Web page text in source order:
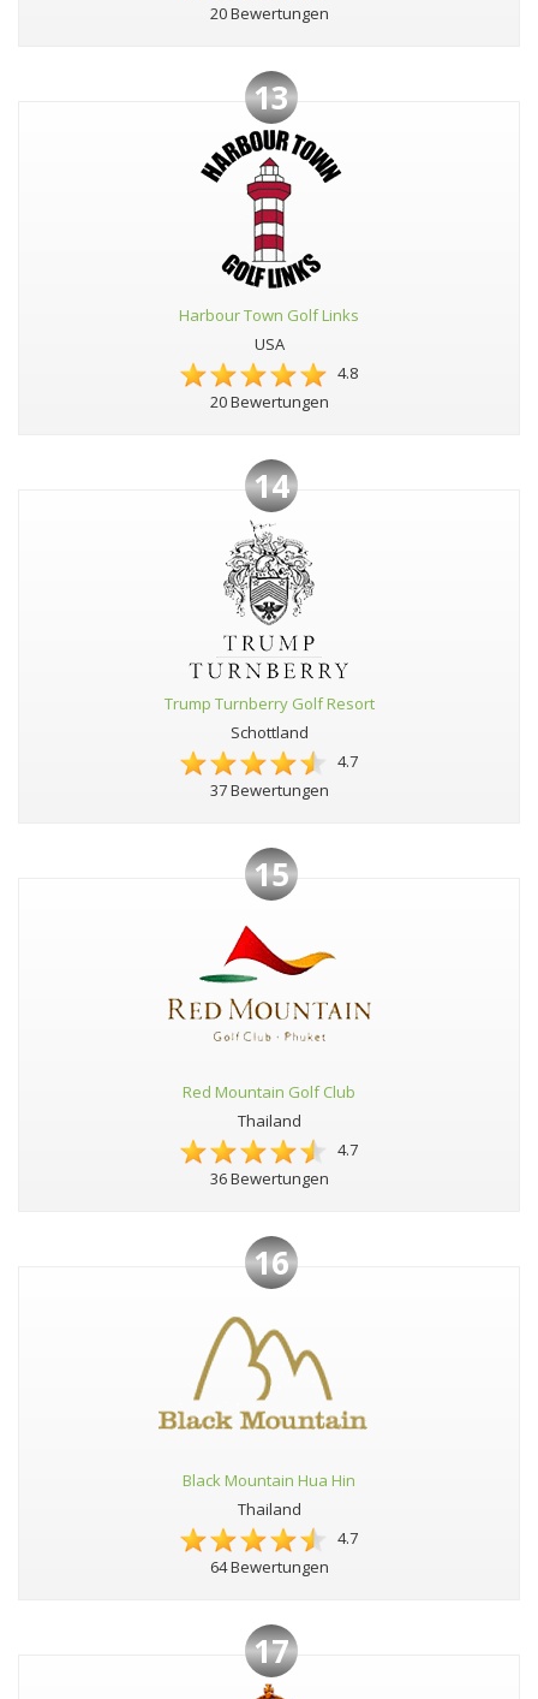
20 Bewertungen
13
Harbour Town Golf Links
USA
4.8
20 Bewertungen
14
Trump Turnberry Golf Resort
Schottland
4.7
37 Bewertungen
15
Red Mountain Golf Club
Thailand
4.7
36 Bewertungen
16
Black Mountain Hua Hin
Thailand
4.7
64 Bewertungen
17